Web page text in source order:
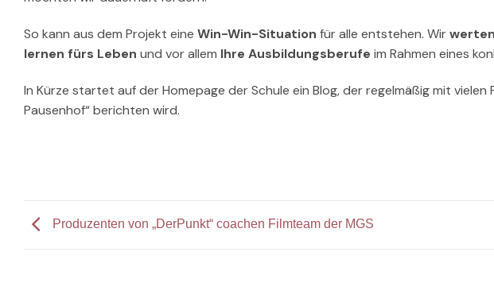
So kann aus dem Projekt eine Win-Win-Situation für alle entstehen. Wir
lernen fürs Leben und vor allem Ihre Ausbildungsberufe im Rahmen eines
In Kürze startet auf der Homepage der Schule ein Blog, der regelmäßig mit
Pausenhof“ berichten wird.
Produzenten von „DerPunkt“ coachen Filmteam der MGS